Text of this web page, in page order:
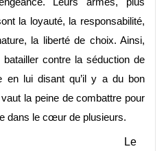
la loyauté, la responsabilité,
la liberté de choix. Ainsi,
batailler contre la séduction de
en lui disant qu’il y a du bon
la peine de combattre pour
dans le cœur de plusieurs.
Le